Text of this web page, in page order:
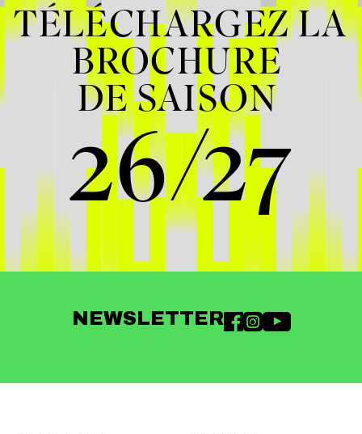
TÉLÉCHARGEZ LA
BROCHURE
DE SAISON
26/27
NEWSLETTER